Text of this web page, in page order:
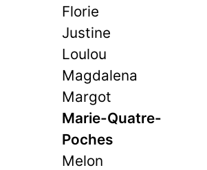
Florie
Justine
Loulou
Magdalena
Margot
Marie-Quatre-
Poches
Melon